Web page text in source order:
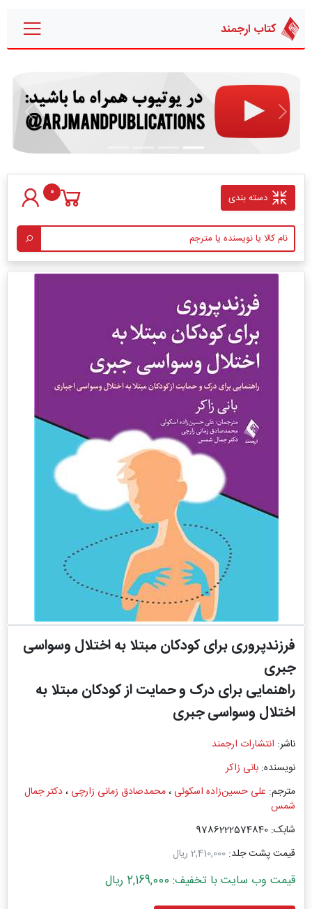
کتاب ارجمند
قبلی بعدی
دسته بندی 0
فرزندپروری برای کودکان مبتلا به اختلال وسواسی
جبری
راهنمایی برای درک و حمایت از کودکان مبتلا به
اختلال وسواسی جبری
ناشر: انتشارات ارجمند
نویسنده: بانی زاکر
مترجم: علی حسین‌زاده اسکوئی ،محمدصادق زمانی زارچی ،دکتر جمال
شمس
شابک: 9786222574840
قیمت پشت جلد: 2,410,000 ریال
قیمت وب سایت با تخفیف: 2,169,000 ریال